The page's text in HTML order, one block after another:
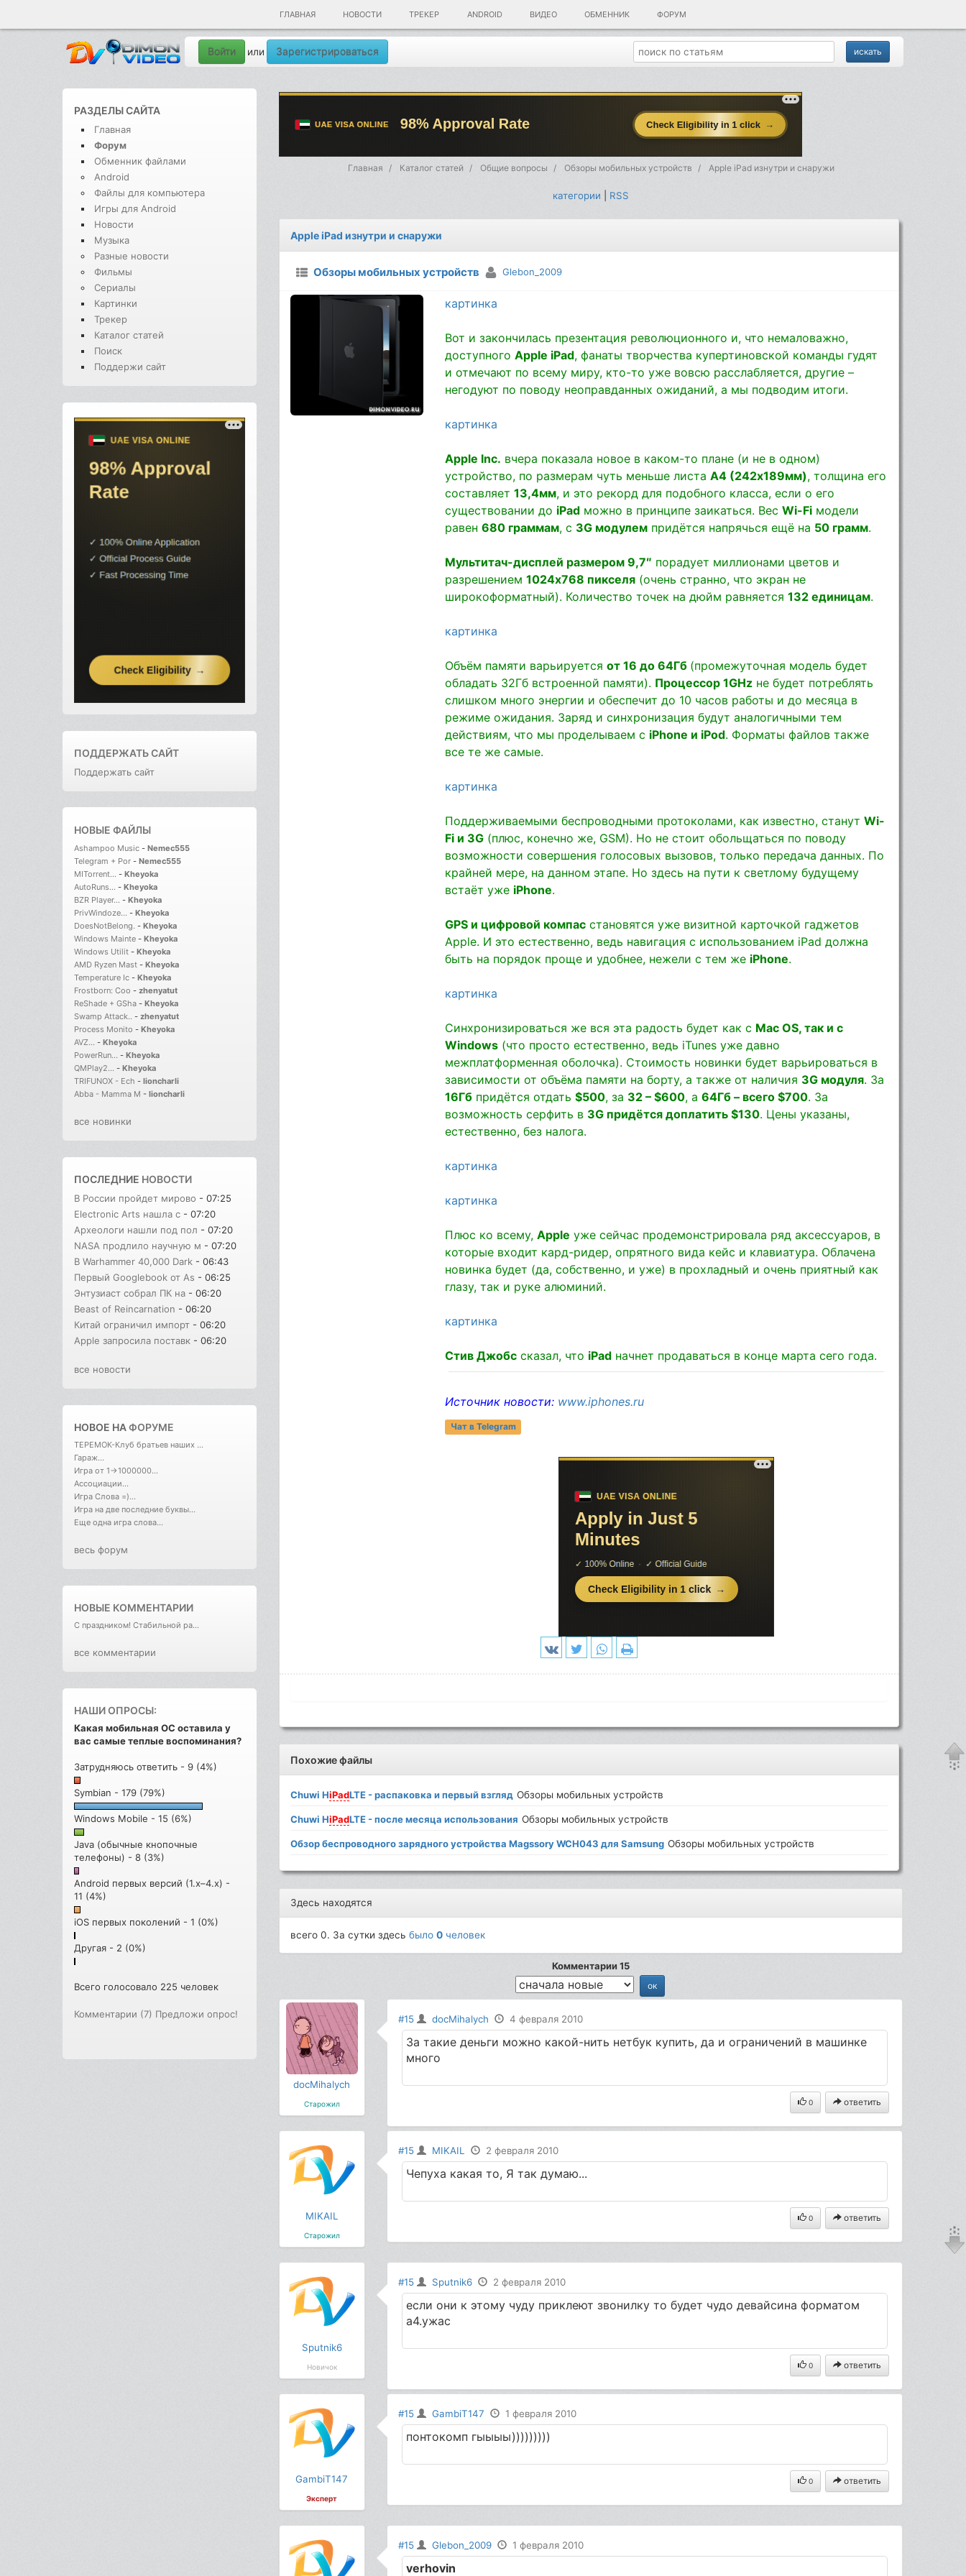
ГЛАВНАЯ НОВОСТИ ТРЕКЕР ANDROID ВИДЕО ОБМЕННИК ФОРУМ
Войти или Зарегистрироваться
РАЗДЕЛЫ САЙТА
Главная
Форум
Обменник файлами
Android
Файлы для компьютера
Игры для Android
Новости
Музыка
Разные новости
Фильмы
Сериалы
Картинки
Трекер
Каталог статей
Поиск
Поддержи сайт
ПОДДЕРЖАТЬ САЙТ
Поддержать сайт
НОВЫЕ ФАЙЛЫ
Ashampoo Music - Nemec555
Telegram + Por - Nemec555
MITorrent... - Kheyoka
AutoRuns... - Kheyoka
BZR Player... - Kheyoka
PrivWindoze... - Kheyoka
DoesNotBelong. - Kheyoka
Windows Mainte - Kheyoka
Windows Utilit - Kheyoka
AMD Ryzen Mast - Kheyoka
Temperature Ic - Kheyoka
Frostborn: Coo - zhenyatut
ReShade + GSha - Kheyoka
Swamp Attack.. - zhenyatut
Process Monito - Kheyoka
AVZ... - Kheyoka
PowerRun... - Kheyoka
QMPlay2... - Kheyoka
TRIFUNOX - Ech - lioncharli
Abba - Mamma M - lioncharli
все новинки
ПОСЛЕДНИЕ НОВОСТИ
В России пройдет мирово - 07:25
Electronic Arts нашла с - 07:20
Археологи нашли под пол - 07:20
NASA продлило научную м - 07:20
В Warhammer 40,000 Dark - 06:43
Первый Googlebook от As - 06:25
Энтузиаст собрал ПК на - 06:20
Beast of Reincarnation - 06:20
Китай ограничил импорт - 06:20
Apple запросила поставк - 06:20
все новости
НОВОЕ НАФОРУМЕ
ТЕРЕМОК-Клуб братьев наших ...
Гараж...
Игра от 1->1000000...
Ассоциации...
Игра Слова =)...
Игра на две последние буквы...
Еще одна игра слова...
весь форум
НОВЫЕ КОММЕНТАРИИ
С праздником! Стабильной ра...
все комментарии
НАШИ ОПРОСЫ:
Какая мобильная ОС оставила у
вас самые теплые воспоминания?
Затрудняюсь ответить - 9 (4%)
Symbian - 179 (79%)
Windows Mobile - 15 (6%)
Java (обычные кнопочные
телефоны) - 8 (3%)
Android первых версий (1.x–4.x) -
11 (4%)
iOS первых поколений - 1 (0%)
Другая - 2 (0%)
Всего голосовало 225 человек
Комментарии (7) Предложи опрос!
Главная Каталог статей Общие вопросы Обзоры мобильных устройств Apple iPad изнутри и снаружи
категории RSS
Apple iPad изнутри и снаружи
Обзоры мобильных устройств Glebon_2009
картинка
Вот и закончилась презентация революционного и, что немаловажно,
доступногоApple iPad, фанаты творчества купертиновской команды гудят
и отмечают по всему миру, кто-то уже вовсю расслабляется, другие –
негодуют по поводу неоправданных ожиданий, а мы подводим итоги.
картинка
Apple Inc. вчера показала новое в каком-то плане (и не в одном)
устройство, по размерам чуть меньше листаА4 (242х189мм), толщина его
составляет13,4мм, и это рекорд для подобного класса, если о его
существовании до iPad можно в принципе заикаться. ВесWi-Fi модели
равен680 граммам, с 3G модулем придётся напрячься ещё на 50 грамм.
Мультитач-дисплей размером 9,7″ порадует миллионами цветов и
разрешением1024х768 пикселя (очень странно, что экран не
широкоформатный). Количество точек на дюйм равняется132 единицам.
картинка
Объём памяти варьируетсяот 16 до 64Гб (промежуточная модель будет
обладать 32Гб встроенной памяти). Процессор 1GHz не будет потреблять
слишком много энергии и обеспечит до 10 часов работы и до месяца в
режиме ожидания. Заряд и синхронизация будут аналогичными тем
действиям, что мы проделываем с iPhone и iPod. Форматы файлов также
все те же самые.
картинка
Поддерживаемыми беспроводными протоколами, как известно, станутWi-
Fi и 3G (плюс, конечно же, GSM). Но не стоит обольщаться по поводу
возможности совершения голосовых вызовов, только передача данных. По
крайней мере, на данном этапе. Но здесь на пути к светлому будущему
встаёт уже iPhone.
GPS и цифровой компас становятся уже визитной карточкой гаджетов
Apple. И это естественно, ведь навигация с использованием iPad должна
быть на порядок проще и удобнее, нежели с тем же iPhone.
картинка
Синхронизироваться же вся эта радость будет как с Mac OS, так и с
Windows (что просто естественно, ведь iTunes уже давно
межплатформенная оболочка). Стоимость новинки будет варьироваться в
зависимости от объёма памяти на борту, а также от наличия 3G модуля. За
16Гб придётся отдать$500, за 32 – $600, а64Гб – всего $700. За
возможность серфить в 3G придётся доплатить $130. Цены указаны,
естественно, без налога.
картинка
картинка
Плюс ко всему,Apple уже сейчас продемонстрировала ряд аксессуаров, в
которые входит кард-ридер, опрятного вида кейс и клавиатура. Облачена
новинка будет (да, собственно, и уже) в прохладный и очень приятный как
глазу, так и руке алюминий.
картинка
Стив Джобс сказал, что iPad начнет продаваться в конце марта сего года.
Источник новости: www.iphones.ru
Чат в Telegram
Похожие файлы
Chuwi HiPadLTE - распаковка и первый взгляд Обзоры мобильных устройств
Chuwi HiPadLTE - после месяца использования Обзоры мобильных устройств
Обзор беспроводного зарядного устройства Magssory WCH043 для Samsung Обзоры мобильных устройств
Здесь находятся
всего 0. За сутки здесьбыло0 человек
Комментарии 15
docMihalych
Старожил
#15 docMihalych 4 февраля 2010
За такие деньги можно какой-нить нетбук купить, да и ограничений в машинке
много
0 ответить
MIKAIL
Старожил
#15 MIKAIL 2 февраля 2010
Чепуха какая то, Я так думаю...
0 ответить
Sputnik6
Новичок
#15 Sputnik6 2 февраля 2010
если они к этому чуду приклеют звонилку то будет чудо девайсина форматом
а4.ужас
0 ответить
GambiT147
Эксперт
#15 GambiT147 1 февраля 2010
понтокомп гыыыы)))))))))
0 ответить
#15 Glebon_2009 1 февраля 2010
verhovin